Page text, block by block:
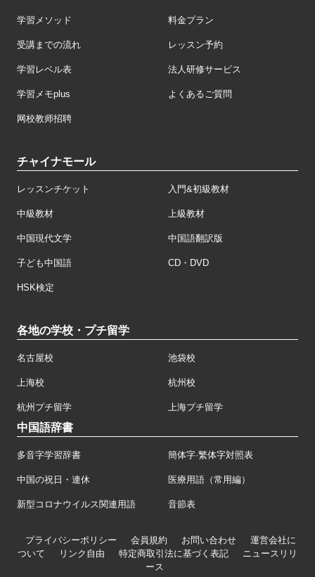
学習メソッド 料金プラン
受講までの流れ レッスン予約
学習レベル表 法人研修サービス
学習メモplus よくあるご質問
网校教师招聘
チャイナモール
レッスンチケット 入門&初級教材
中級教材 上級教材
中国現代文学 中国語翻訳版
子ども中国語 CD・DVD
HSK検定
各地の学校・プチ留学
名古屋校 池袋校
上海校 杭州校
杭州プチ留学 上海プチ留学
中国語辞書
多音字学習辞書 簡体字·繁体字対照表
中国の祝日・連休 医療用語（常用編）
新型コロナウイルス関連用語 音節表
プライバシーポリシー 会員規約 お問い合わせ
運営会社に
ついて
リンク自由 特定商取引法に基づく表記
ニュースリリ
ース